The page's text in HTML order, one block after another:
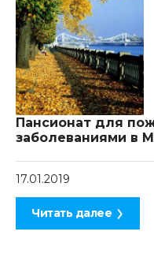
Пансионат для
заболеваниями в
17.01.2019
Читать далее